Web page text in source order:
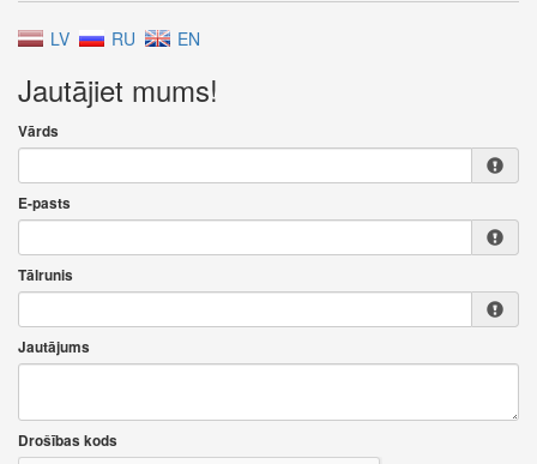
LV RU EN
Jautājiet mums!
Vārds
E-pasts
Tālrunis
Jautājums
Drošības kods